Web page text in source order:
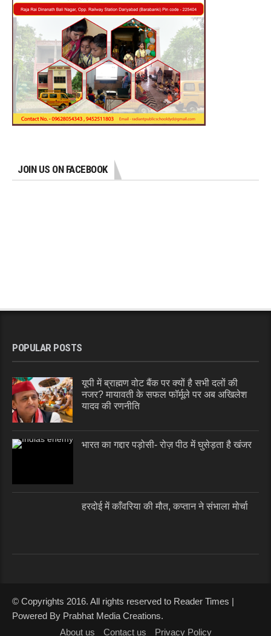
JOIN US ON FACEBOOK
POPULAR POSTS
यूपी में ब्राह्मण वोट बैंक पर क्यों है सभी दलों की
नजर? मायावती के सफल फॉर्मूले पर अब अखिलेश
यादव की रणनीति
भारत का गद्दार पड़ोसी- रोज़ पीठ में घुसेड़ता है खंजर
हरदोई में काँवरिया की मौत, कप्तान ने संभाला मोर्चा
© Copyrights 2016. All rights reserved to Reader Times |
Powered By Prabhat Media Creations.
About us
Contact us Privacy Policy